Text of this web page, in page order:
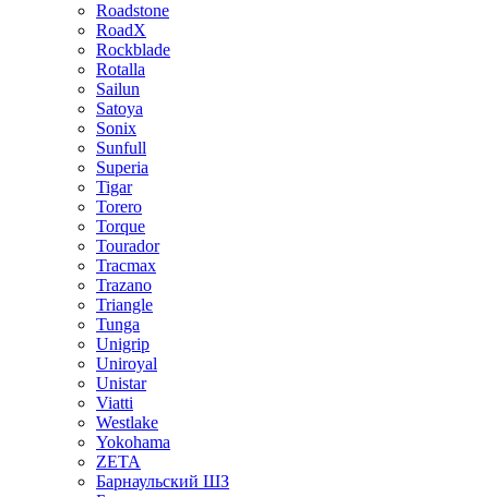
Roadstone
RoadX
Rockblade
Rotalla
Sailun
Satoya
Sonix
Sunfull
Superia
Tigar
Torero
Torque
Tourador
Tracmax
Trazano
Triangle
Tunga
Unigrip
Uniroyal
Unistar
Viatti
Westlake
Yokohama
ZETA
Барнаульский ШЗ